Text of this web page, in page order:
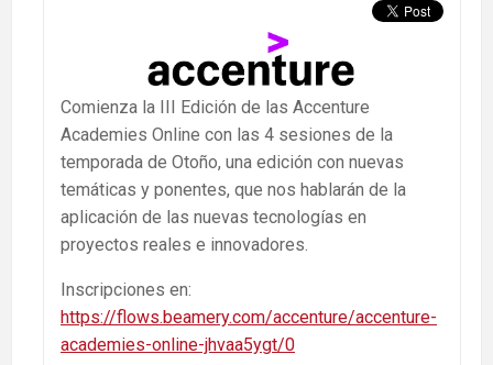
Comienza la III Edición de las Accenture
Academies Online con las 4 sesiones de la
temporada de Otoño, una edición con nuevas
temáticas y ponentes, que nos hablarán de la
aplicación de las nuevas tecnologías en
proyectos reales e innovadores.
Inscripciones en:
https://flows.beamery.com/accenture/accenture-
academies-online-jhvaa5ygt/0